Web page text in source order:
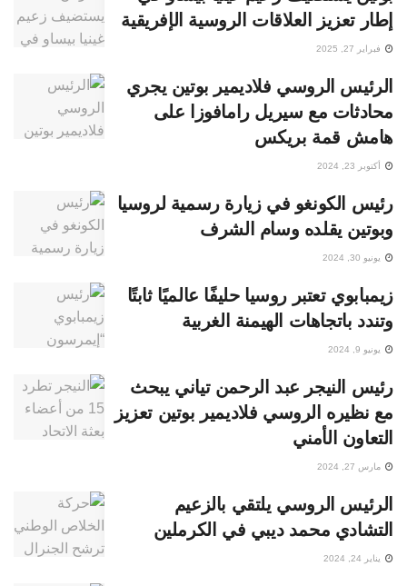
إطار تعزيز العلاقات الروسية الإفريقية
فبراير 27, 2025
الرئيس الروسي فلاديمير بوتين يجري
محادثات مع سيريل رامافوزا على
هامش قمة بريكس
أكتوبر 23, 2024
رئيس الكونغو في زيارة رسمية لروسيا
وبوتين يقلده وسام الشرف
يونيو 30, 2024
زيمبابوي تعتبر روسيا حليفًا عالميًا ثابتًا
وتندد باتجاهات الهيمنة الغربية
يونيو 9, 2024
رئيس النيجر عبد الرحمن تياني يبحث
مع نظيره الروسي فلاديمير بوتين تعزيز
التعاون الأمني
مارس 27, 2024
الرئيس الروسي يلتقي بالزعيم
التشادي محمد ديبي في الكرملين
يناير 24, 2024